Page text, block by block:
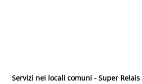
Servizi nei locali comuni - Super Relais